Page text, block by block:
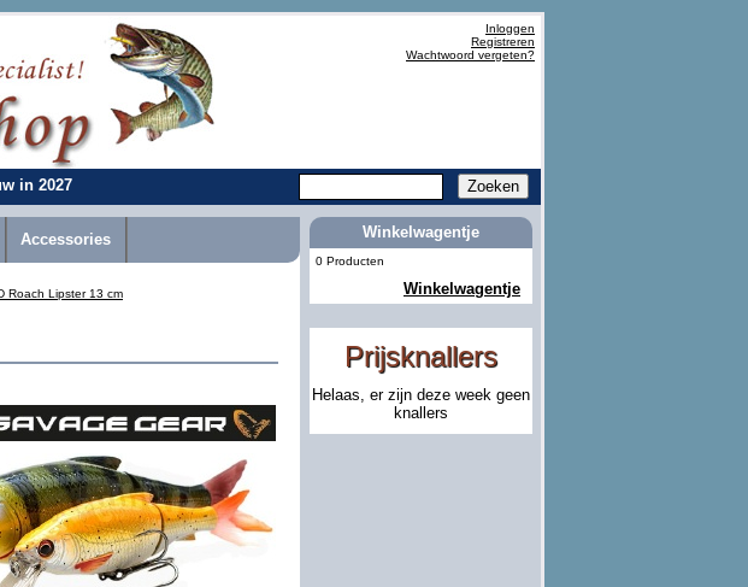
Inloggen
Registreren
Wachtwoord vergeten?
in 2027
Winkelwagentje
0 Producten
Winkelwagentje
Prijsknallers
Helaas, er zijn deze week geen
knallers
Accessories
Roach Lipster 13 cm